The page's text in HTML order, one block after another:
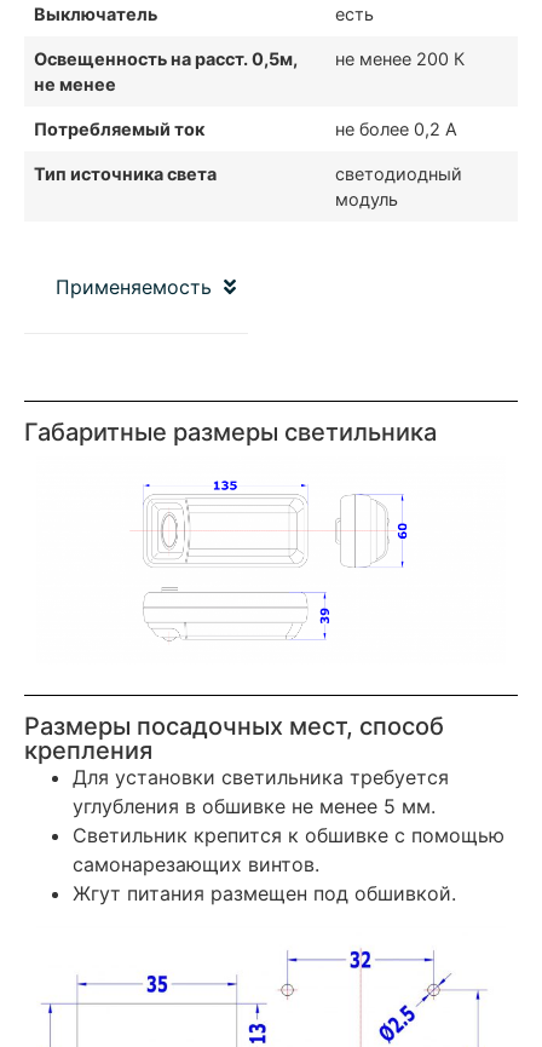
Выключатель есть
Освещенность на расст. 0,5м,
не менее
не менее 200 К
Потребляемый ток не более 0,2 А
Тип источника света
светодиодный
модуль
Применяемость
Габаритные размеры светильника
Размеры посадочных мест, способ
крепления
Для установки светильника требуется
углубления в обшивке не менее 5 мм.
Светильник крепится к обшивке с помощью
самонарезающих винтов.
Жгут питания размещен под обшивкой.